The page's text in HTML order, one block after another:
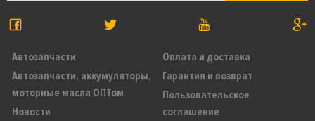
Автозапчасти
Автозапчасти, аккумуляторы,
моторные масла ОПТом
Новости
Оплата и доставка
Гарантия и возврат
Пользовательское
соглашение